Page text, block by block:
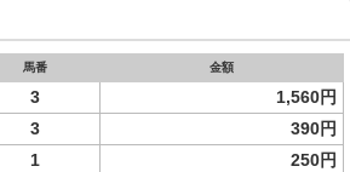
馬番 金額
3 1,560円
3
390円
1
250円